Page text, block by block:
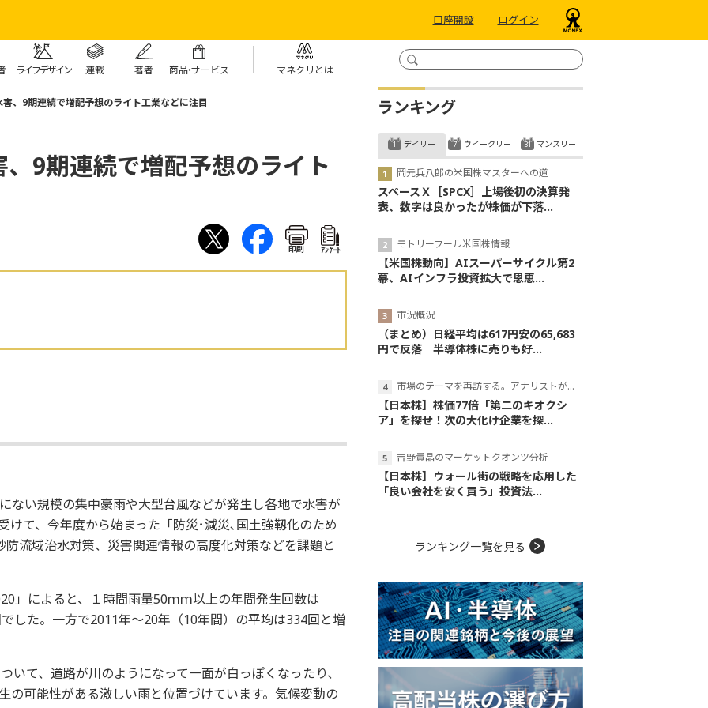
口座開設 ログイン
ライフデザイン 連載 著者 商品・サービス マネクリとは
、9期連続で増配予想のライト工業などに注目
9期連続で増配予想のライト
印刷 ｱﾝｹｰﾄ
ない規模の集中豪雨や大型台風などが発生し各地で水害が
けて、今年度から始まった「防災･減災､国土強靱化のため
流域治水対策、災害関連情報の高度化対策などを課題と
」によると、１時間雨量50ｍｍ以上の年間発生回数は
した。一方で2011年～20年（10年間）の平均は334回と増
いて、道路が川のようになって一面が白っぽくなったり、
の可能性がある激しい雨と位置づけています。気候変動の
ランキング
デイリー
岡元兵八郎の米国株マスターへの道
スペースＸ［SPCX］上場後初の決算発
表、数字は良かったが株価が下落...
モトリーフール米国株情報
【米国株動向】AIスーパーサイクル第2
幕、AIインフラ投資拡大で恩恵...
市況概況
（まとめ）日経平均は617円安の65,683
円で反落 半導体株に売りも好...
市場のテーマを再訪する。アナリストが読み解くテーマの本質
【日本株】株価77倍「第二のキオクシ
ア」を探せ！次の大化け企業を探...
吉野貴晶のマーケットクオンツ分析
【日本株】ウォール街の戦略を応用した
「良い会社を安く買う」投資法...
ウイークリー マンスリー
ランキング一覧を見る